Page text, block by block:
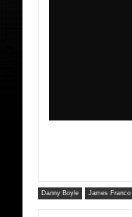
Danny Boyle James Franco